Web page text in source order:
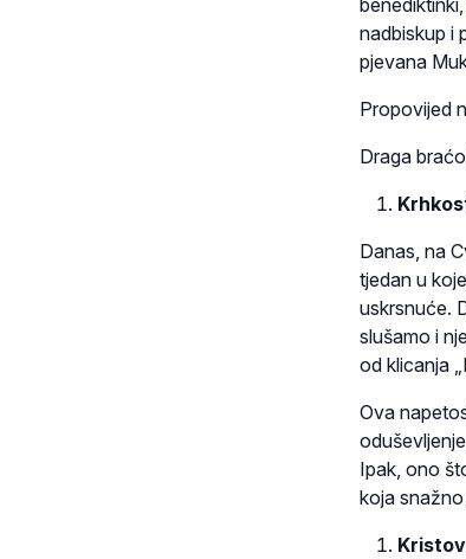
nadbiskup i
pjevana
Propovijed
Draga
Danas, na
tjedan u
uskrsnuće.
slušamo i
od klicanja
Ova
Ipak, ono
koja